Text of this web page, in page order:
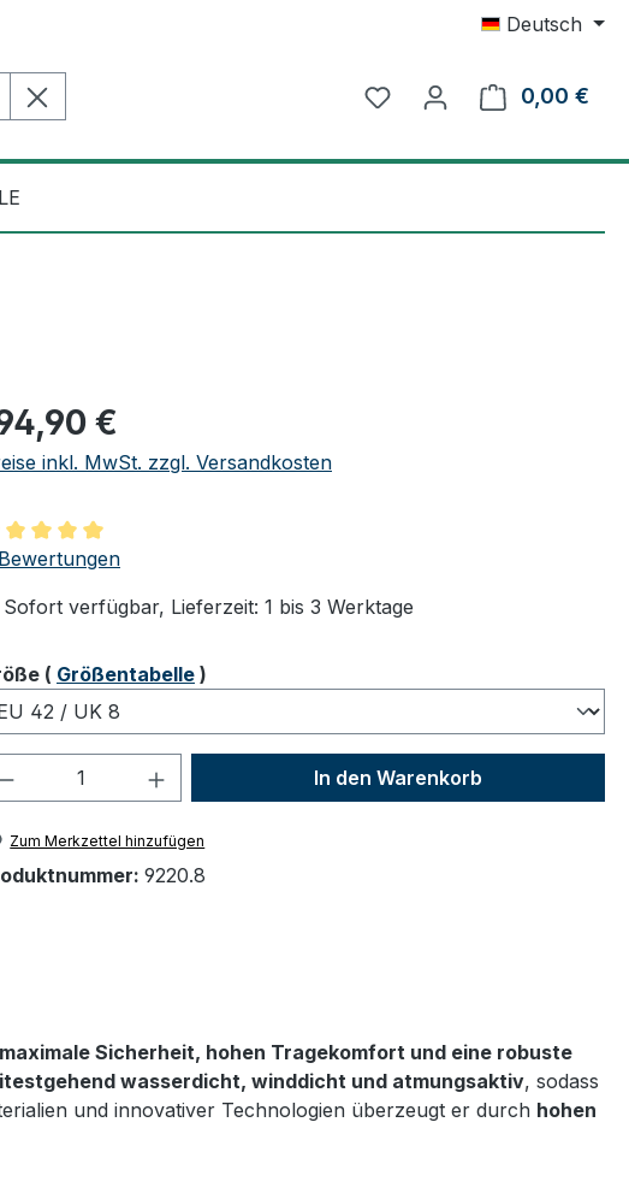
Deutsch
0,00 €
Preis:
€
inkl. MwSt. zzgl. Versandkosten
Bewertung von 5 von 5 Sternen
Sofort verfügbar, Lieferzeit: 1 bis 3 Werktage
auswählen
( Größentabelle )
Anzahl: Gib den gewünschten Wert
In den Warenkorb
Zum Merkzettel hinzufügen
9220.8
maximale Sicherheit, hohen Tragekomfort und eine robuste
wasserdicht, winddicht und atmungsaktiv, sodass
und innovativer Technologien überzeugt er durch hohen